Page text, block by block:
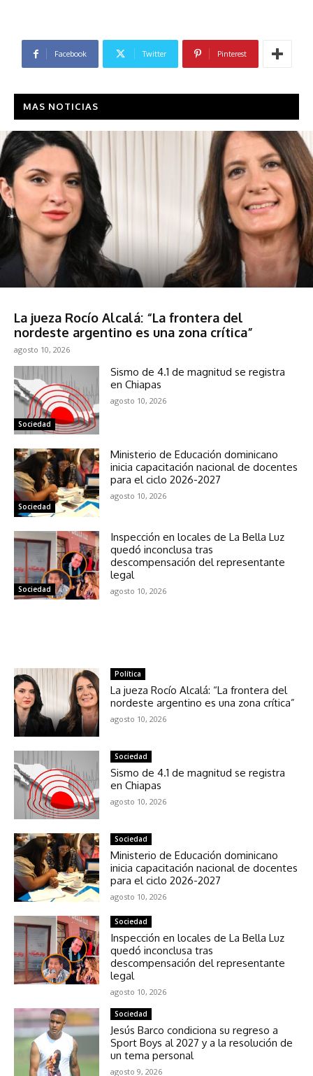
Facebook Twitter Pinterest
MAS NOTICIAS
La jueza Rocío Alcalá: “La frontera del
nordeste argentino es una zona crítica”
agosto 10, 2026
Sociedad
Sismo de 4.1 de magnitud se registra
en Chiapas
agosto 10, 2026
Sociedad
Ministerio de Educación dominicano
inicia capacitación nacional de docentes
para el ciclo 2026-2027
agosto 10, 2026
Sociedad
Inspección en locales de La Bella Luz
quedó inconclusa tras
descompensación del representante
legal
agosto 10, 2026
Política
La jueza Rocío Alcalá: “La frontera del
nordeste argentino es una zona crítica”
agosto 10, 2026
Sociedad
Sismo de 4.1 de magnitud se registra
en Chiapas
agosto 10, 2026
Sociedad
Ministerio de Educación dominicano
inicia capacitación nacional de docentes
para el ciclo 2026-2027
agosto 10, 2026
Sociedad
Inspección en locales de La Bella Luz
quedó inconclusa tras
descompensación del representante
legal
agosto 10, 2026
Sociedad
Jesús Barco condiciona su regreso a
Sport Boys al 2027 y a la resolución de
un tema personal
agosto 9, 2026